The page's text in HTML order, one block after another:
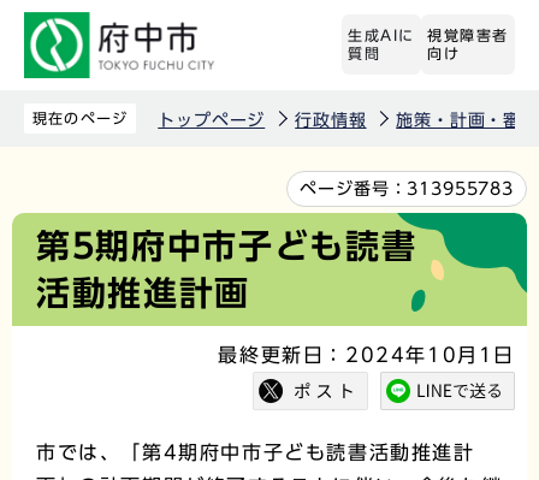
先
生成AIに
質問
視覚障害者
向け
現在のページ トップページ 行政情報 施策・計画・審
文
か
ページ番号： 313955783
第5期府中市子ども読書
活動推進計画
最終更新日：2024年10月1日
市では、「第4期府中市子ども読書活動推進計